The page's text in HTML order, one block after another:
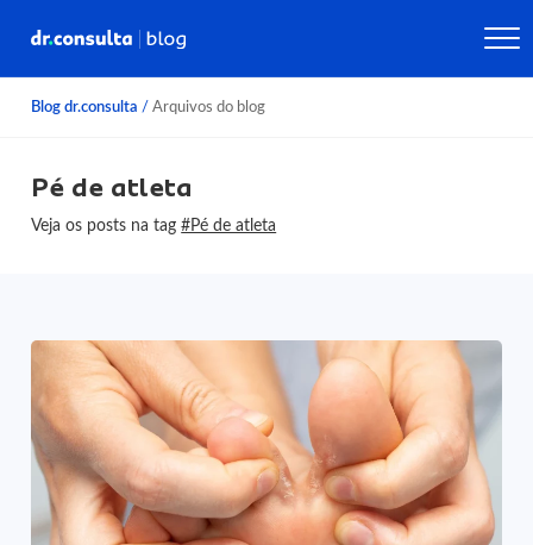
Blog dr.consulta / Arquivos do blog
Pé de atleta
Veja os posts na tag#Pé de atleta